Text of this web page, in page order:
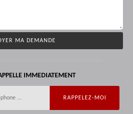
IMMEDIATEMENT